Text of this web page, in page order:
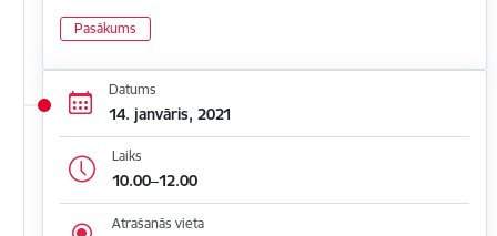
Pasākums
Datums
14. janvāris, 2021
Laiks
10.00–12.00
Atrašanās vieta